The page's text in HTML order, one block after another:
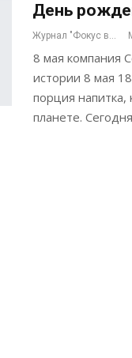
День
Журнал "Фокус внимания"
8 мая компания
истории 8 мая
порция
планете.